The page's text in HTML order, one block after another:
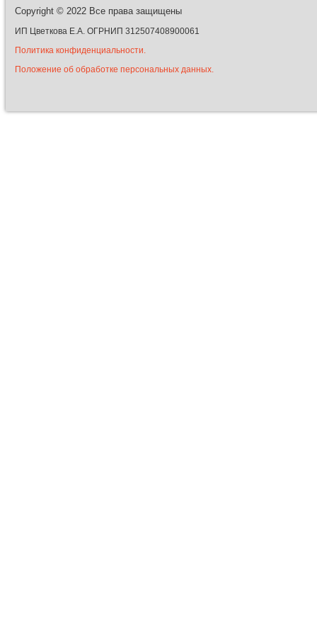
Copyright © 2022 Все права защищены
ИП Цветкова Е.А. ОГРНИП 312507408900061
Политика конфиденциальности.
Положение об обработке персональных данных.